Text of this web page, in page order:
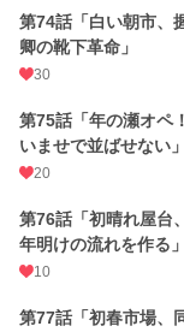
第74話「白い朝市、
卿の靴下革命」
30
第75話「年の瀬オペ
いませで並ばせない」
20
第76話「初晴れ屋台
年明けの流れを作る」
10
第77話「初春市場、